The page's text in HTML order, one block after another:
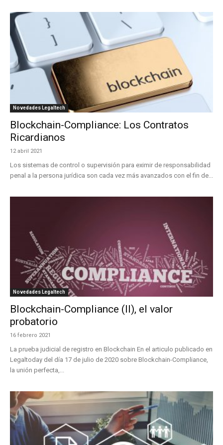
Novedades Legaltech
Blockchain-Compliance: Los Contratos
Ricardianos
12 abril 2021
Los sistemas de control o supervisión para eximir de responsabilidad
penal a la persona jurídica son cada vez más avanzados con el fin de...
Novedades Legaltech
Blockchain-Compliance (II), el valor
probatorio
16 febrero 2021
La prueba judicial de registro en Blockchain En el articulo publicado en
Legaltoday del día 17 de julio de 2020 sobre Blockchain-Compliance,
la unión perfecta,...